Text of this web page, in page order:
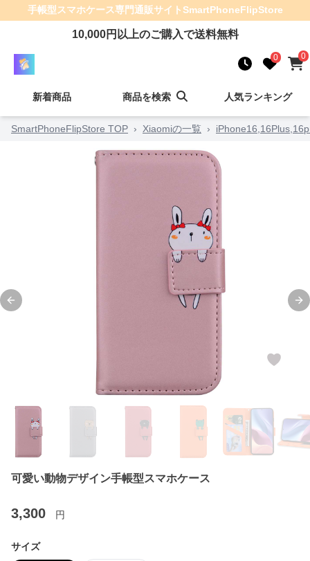
手帳型スマホケース専門通販サイトSmartPhoneFlipStore
10,000円以上のご購入で送料無料
0 0
新着商品 商品を検索 人気ランキング
SmartPhoneFlipStore TOP › Xiaomiの一覧 ›
Previous slide
可愛い動物デザイン手帳型スマホケース
3,300 円
サイズ